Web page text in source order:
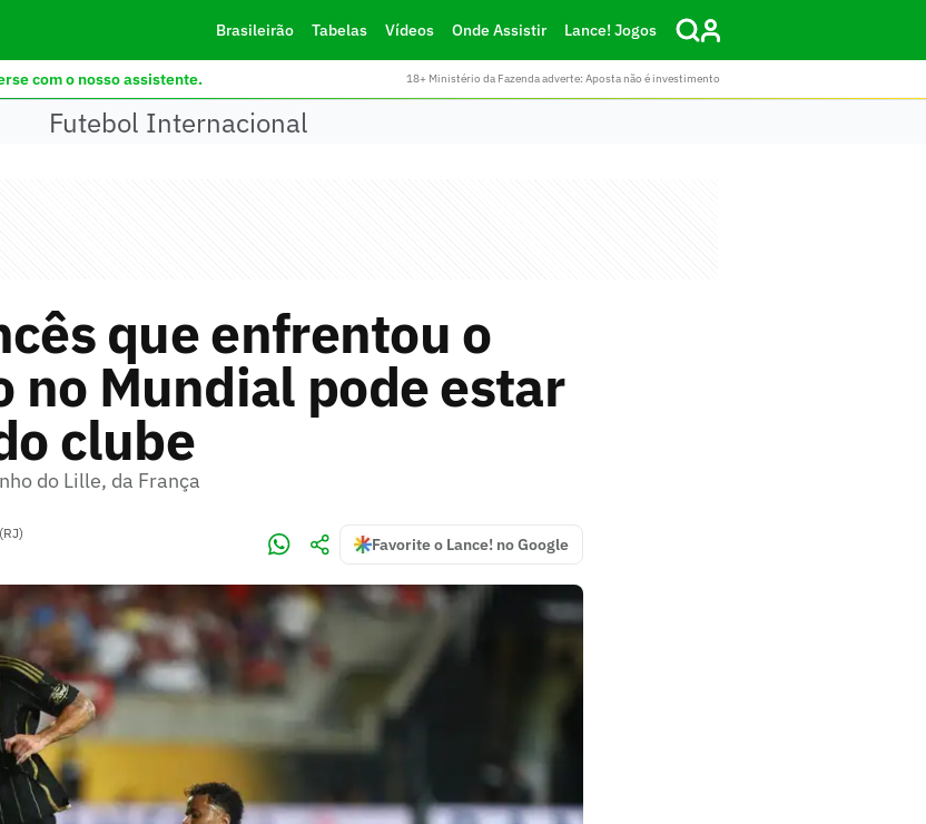
Brasileirão Tabelas Vídeos Onde Assistir Lance! Jogos
com o nosso assistente. 18+ Ministério da Fazenda adverte: Aposta não é investimento
Futebol Internacional
que enfrentou o
no Mundial pode estar
clube
do Lille, da França
Favorite o Lance! no Google